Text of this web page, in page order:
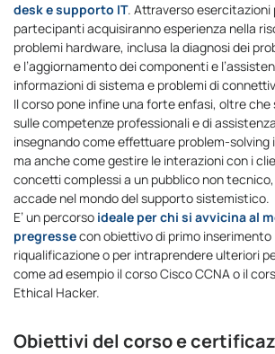
desk e supporto IT. Attraverso esercitazioni
partecipanti acquisiranno esperienza nella
problemi hardware, inclusa la diagnosi dei
e l’aggiornamento dei componenti e
informazioni di sistema e problemi di
Il corso pone infine una forte enfasi, oltre che
sulle competenze professionali e di
insegnando come effettuare problem-
ma anche come gestire le interazioni con i
concetti complessi a un pubblico non
accade nel mondo del supporto sistemistico.
E’ un percorso ideale per chi si avvicina al
pregressecon obiettivo di primo inserimento
riqualificazione o per intraprendere ulteriori
come ad esempio il corso Cisco CCNA o il
Ethical Hacker.
Obiettivi del corso e